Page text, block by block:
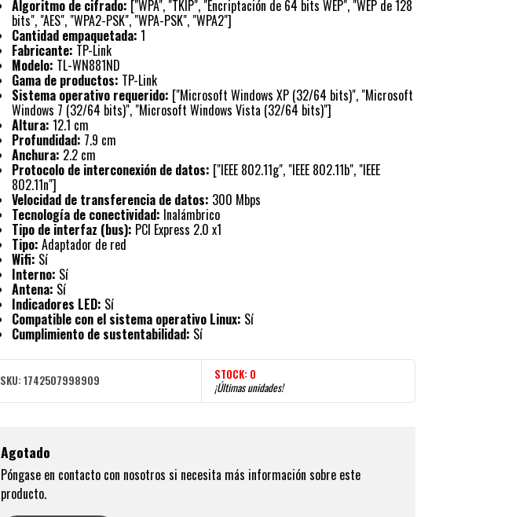
Algoritmo de cifrado: ["WPA", "TKIP", "Encriptación de 64 bits WEP", "WEP de 128
bits", "AES", "WPA2-PSK", "WPA-PSK", "WPA2"]
Cantidad empaquetada: 1
Fabricante: TP-Link
Modelo: TL-WN881ND
Gama de productos: TP-Link
Sistema operativo requerido: ["Microsoft Windows XP (32/64 bits)", "Microsoft
Windows 7 (32/64 bits)", "Microsoft Windows Vista (32/64 bits)"]
Altura: 12.1 cm
Profundidad: 7.9 cm
Anchura: 2.2 cm
Protocolo de interconexión de datos: ["IEEE 802.11g", "IEEE 802.11b", "IEEE
802.11n"]
Velocidad de transferencia de datos: 300 Mbps
Tecnología de conectividad: Inalámbrico
Tipo de interfaz (bus): PCI Express 2.0 x1
Tipo: Adaptador de red
Wifi: Sí
Interno: Sí
Antena: Sí
Indicadores LED: Sí
Compatible con el sistema operativo Linux: Sí
Cumplimiento de sustentabilidad: Sí
SKU: 1742507998909 STOCK: 0
¡Últimas unidades!
Agotado
Póngase en contacto con nosotros si necesita más información sobre este
producto.